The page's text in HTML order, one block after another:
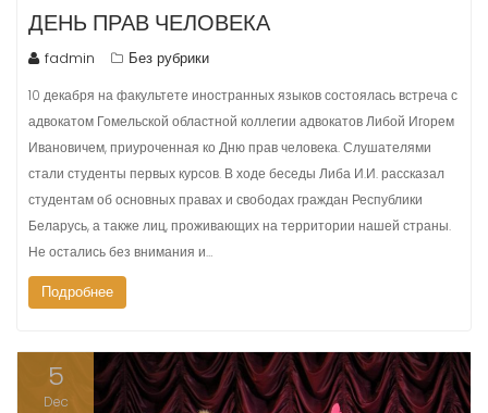
ДЕНЬ ПРАВ ЧЕЛОВЕКА
fadmin Без рубрики
10 декабря на факультете иностранных языков состоялась встреча с
адвокатом Гомельской областной коллегии адвокатов Либой Игорем
Ивановичем, приуроченная ко Дню прав человека. Слушателями
стали студенты первых курсов. В ходе беседы Либа И.И. рассказал
студентам об основных правах и свободах граждан Республики
Беларусь, а также лиц, проживающих на территории нашей страны.
Не остались без внимания и…
Подробнее
5
Dec